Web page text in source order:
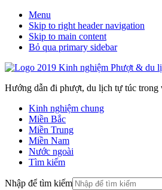
Menu
Skip to right header navigation
Skip to main content
Bỏ qua primary sidebar
Hướng dẫn đi phượt, du lịch tự túc trong
Kinh nghiệm chung
Miền Bắc
Miền Trung
Miền Nam
Nước ngoài
Tìm kiếm
Nhập để tìm kiếm